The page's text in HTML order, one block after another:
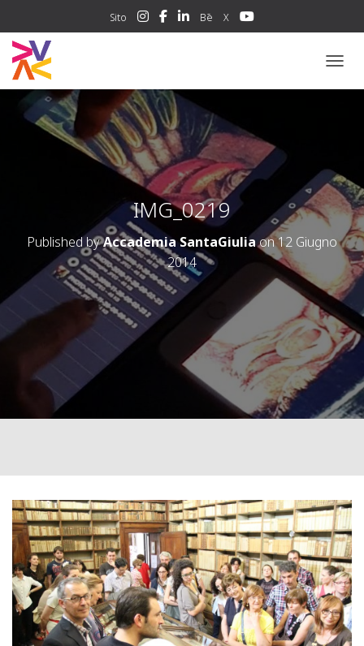
Sito Bē X
IMG_0219
Published byAccademia SantaGiuliaon12 Giugno
2014